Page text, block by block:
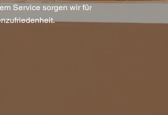
Service sorgen wir für